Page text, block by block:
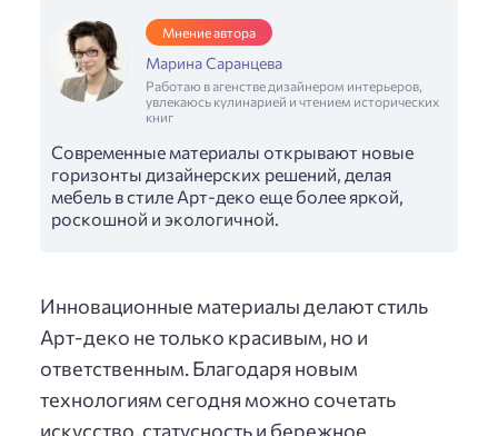
Мнение автора
Марина Саранцева
Работаю в агенстве дизайнером интерьеров,
увлекаюсь кулинарией и чтением исторических
книг
Современные материалы открывают новые
горизонты дизайнерских решений, делая
мебель в стиле Арт-деко еще более яркой,
роскошной и экологичной.
Инновационные материалы делают стиль
Арт-деко не только красивым, но и
ответственным. Благодаря новым
технологиям сегодня можно сочетать
искусство, статусность и бережное